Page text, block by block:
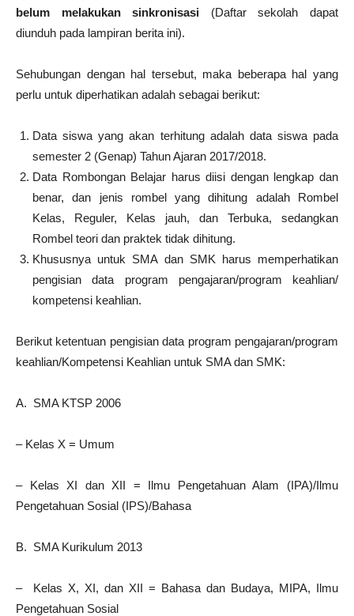
belum melakukan sinkronisasi (Daftar sekolah dapat
diunduh pada lampiran berita ini).
Sehubungan dengan hal tersebut, maka beberapa hal yang
perlu untuk diperhatikan adalah sebagai berikut:
Data siswa yang akan terhitung adalah data siswa pada
semester 2 (Genap) Tahun Ajaran 2017/2018.
Data Rombongan Belajar harus diisi dengan lengkap dan
benar, dan jenis rombel yang dihitung adalah Rombel
Kelas, Reguler, Kelas jauh, dan Terbuka, sedangkan
Rombel teori dan praktek tidak dihitung.
Khususnya untuk SMA dan SMK harus memperhatikan
pengisian data program pengajaran/program keahlian/
kompetensi keahlian.
Berikut ketentuan pengisian data program pengajaran/program
keahlian/Kompetensi Keahlian untuk SMA dan SMK:
A. SMA KTSP 2006
– Kelas X = Umum
– Kelas XI dan XII = Ilmu Pengetahuan Alam (IPA)/Ilmu
Pengetahuan Sosial (IPS)/Bahasa
B. SMA Kurikulum 2013
– Kelas X, XI, dan XII = Bahasa dan Budaya, MIPA, Ilmu
Pengetahuan Sosial